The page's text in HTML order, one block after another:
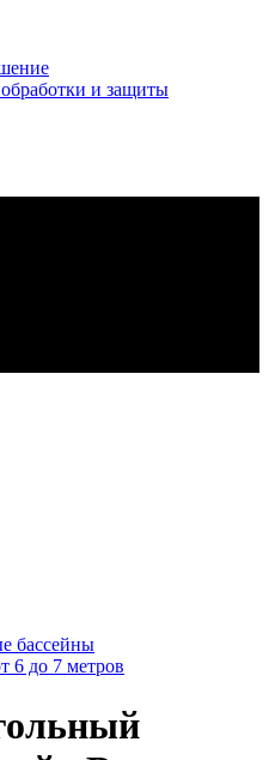
и защиты
бассейны
6 до 7 метров